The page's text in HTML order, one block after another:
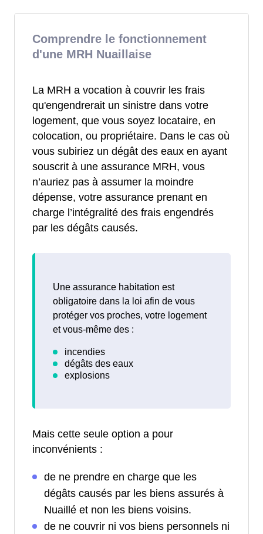
Comprendre le fonctionnement
d'une MRH Nuaillaise
La MRH a vocation à couvrir les frais
qu'engendrerait un sinistre dans votre
logement, que vous soyez locataire, en
colocation, ou propriétaire. Dans le cas où
vous subiriez un dégât des eaux en ayant
souscrit à une assurance MRH, vous
n’auriez pas à assumer la moindre
dépense, votre assurance prenant en
charge l’intégralité des frais engendrés
par les dégâts causés.
Une assurance habitation est
obligatoire dans la loi afin de vous
protéger vos proches, votre logement
et vous-même des :
Mais cette seule option a pour
inconvénients :
de ne prendre en charge que les
dégâts causés par les biens assurés à
Nuaillé et non les biens voisins.
de ne couvrir ni vos biens personnels ni